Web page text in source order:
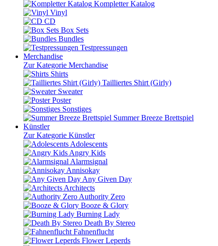
Kompletter Katalog
Vinyl
CD
Box Sets
Bundles
Testpressungen
Merchandise
Zur Kategorie Merchandise
Shirts
Tailliertes Shirt (Girly)
Sweater
Poster
Sonstiges
Summer Breeze Brettspiel
Künstler
Zur Kategorie Künstler
Adolescents
Angry Kids
Alarmsignal
Annisokay
Any Given Day
Architects
Authority Zero
Booze & Glory
Burning Lady
Death By Stereo
Fahnenflucht
Flower Leperds